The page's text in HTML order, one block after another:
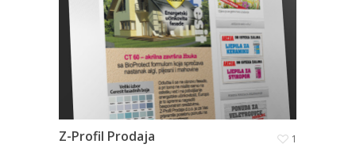
Z-Profil Prodaja 1